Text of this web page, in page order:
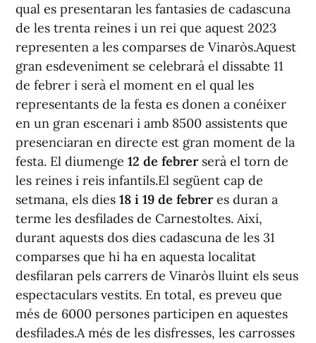
qual es presentaran les fantasies de cadascuna
de les trenta reines i un rei que aquest 2023
representen a les comparses de Vinaròs.Aquest
gran esdeveniment se celebrarà el dissabte 11
de febrer i serà el moment en el qual les
representants de la festa es donen a conéixer
en un gran escenari i amb 8500 assistents que
presenciaran en directe est gran moment de la
festa. El diumenge 12 de febrerserà el torn de
les reines i reis infantils.El següent cap de
setmana, els dies 18 i 19 de febreres duran a
terme les desfilades de Carnestoltes. Així,
durant aquests dos dies cadascuna de les 31
comparses que hi ha en aquesta localitat
desfilaran pels carrers de Vinaròs lluint els seus
espectaculars vestits. En total, es preveu que
més de 6000 persones participen en aquestes
desfilades.A més de les disfresses, les carrosses